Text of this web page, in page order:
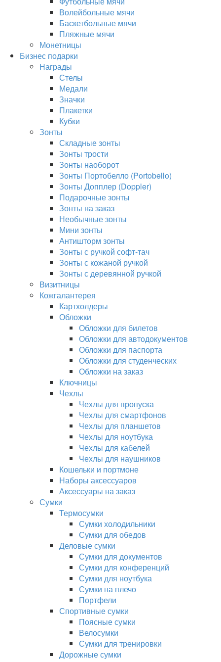
Волейбольные мячи
Баскетбольные мячи
Пляжные мячи
Монетницы
Бизнес подарки
Награды
Стелы
Медали
Значки
Плакетки
Кубки
Зонты
Складные зонты
Зонты трости
Зонты наоборот
Зонты Портобелло (Portobello)
Зонты Допплер (Doppler)
Подарочные зонты
Зонты на заказ
Необычные зонты
Мини зонты
Антишторм зонты
Зонты с ручкой софт-тач
Зонты с кожаной ручкой
Зонты с деревянной ручкой
Визитницы
Кожгалантерея
Картхолдеры
Обложки
Обложки для билетов
Обложки для автодокументов
Обложки для паспорта
Обложки для студенческих
Обложки на заказ
Ключницы
Чехлы
Чехлы для пропуска
Чехлы для смартфонов
Чехлы для планшетов
Чехлы для ноутбука
Чехлы для кабелей
Чехлы для наушников
Кошельки и портмоне
Наборы аксессуаров
Аксессуары на заказ
Сумки
Термосумки
Сумки холодильники
Сумки для обедов
Деловые сумки
Сумки для документов
Сумки для конференций
Сумки для ноутбука
Сумки на плечо
Портфели
Спортивные сумки
Поясные сумки
Велосумки
Сумки для тренировки
Дорожные сумки